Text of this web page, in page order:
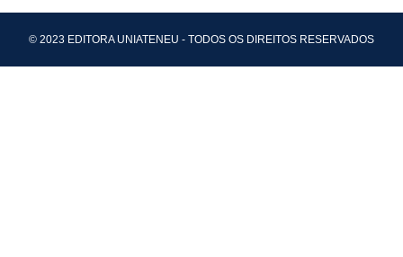
© 2023 EDITORA UNIATENEU - TODOS OS DIREITOS RESERVADOS